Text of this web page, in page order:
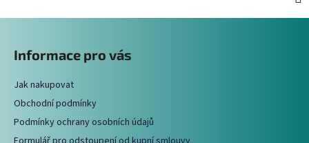
Informace pro vás
Jak nakupovat
Obchodní podmínky
Podmínky ochrany osobních údajů